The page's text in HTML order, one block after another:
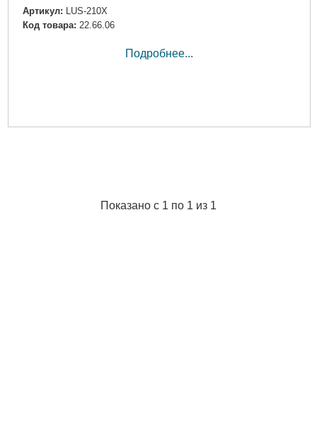
Артикул:
LUS-210X
Код товара: 22.66.06
Подробнее...
Показано с 1 по 1 из 1